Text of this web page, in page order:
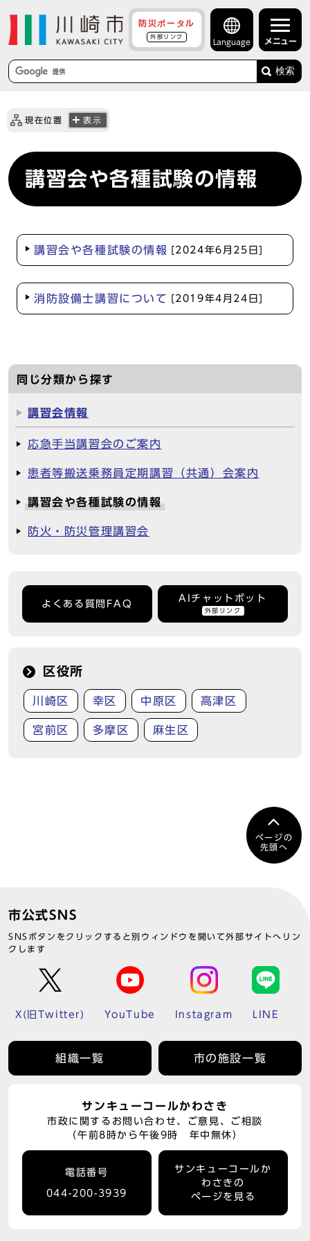
防災ポータル
外部リンク
Language メニュー
検索
現在位置 表示
講習会や各種試験の情報
講習会や各種試験の情報 [2024年6月25日]
消防設備士講習について [2019年4月24日]
同じ分類から探す
講習会情報
応急手当講習会のご案内
患者等搬送乗務員定期講習（共通）会案内
講習会や各種試験の情報
防火・防災管理講習会
よくある質問FAQ
AIチャットボット
外部リンク
区役所
川崎区 幸区 中原区 高津区
宮前区 多摩区 麻生区
ページの
先頭へ
市公式SNS
SNSボタンをクリックすると別ウィンドウを開いて外部サイトへリン
クします
X(旧Twitter) YouTube Instagram LINE
組織一覧 市の施設一覧
サンキューコールかわさき
市政に関するお問い合わせ、ご意見、ご相談
（午前8時から午後9時 年中無休）
電話番号
044-200-3939
サンキューコールか
わさきの
ページを見る